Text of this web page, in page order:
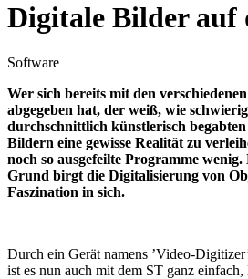
Digitale Bilder auf
Software
Wer sich bereits mit den
abgegeben hat, der weiß, wie
durchschnittlich künstlerisch begabten
Bildern eine gewisse Realität zu
noch so ausgefeilte Programme
Grund birgt die Digitalisierung von
Faszination in sich.
Durch ein Gerät namens ’Video-
ist es nun auch mit dem ST ganz